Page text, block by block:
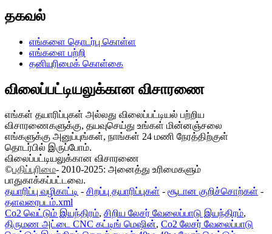
தகவல்
எங்களை தொடர்பு கொள்ள
எங்களை பற்றி
தனியுரிமைக் கொள்கை
விலைப்பட்டியலுக்கான விசாரணை
எங்கள் தயாரிப்புகள் அல்லது விலைப்பட்டியல் பற்றிய
விசாரணைகளுக்கு, தயவுசெய்து உங்கள் மின்னஞ்சலை
எங்களுக்கு அனுப்புங்கள், நாங்கள் 24 மணி நேரத்திற்குள்
தொடர்பில் இருப்போம்.
விலைப்பட்டியலுக்கான விசாரணை
©பதிப்புரிமை- 2010-2025: அனைத்து உரிமைகளும்
பாதுகாக்கப்பட்டவை.
தயாரிப்பு வழிகாட்டி - சிறப்பு தயாரிப்புகள் - சூடான குறிச்சொற்கள் -
தளவரைபடம்.xml
Co2 வெட்டும் இயந்திரம், சிறிய லேசர் வேலைப்பாடு இயந்திரம்,
திருமண அட்டை CNC கட்டிங் மெஷின், Co2 லேசர் வேலைப்பாடு